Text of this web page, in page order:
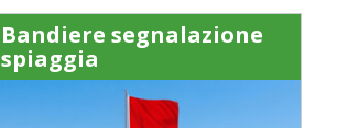
Bandiere segnalazione
spiaggia